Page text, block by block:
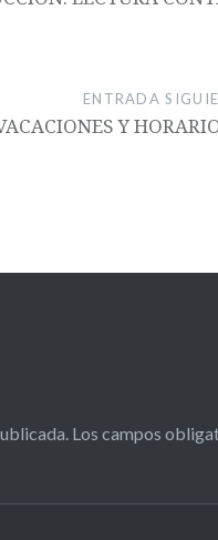
ENTRADA
Y
Los campos